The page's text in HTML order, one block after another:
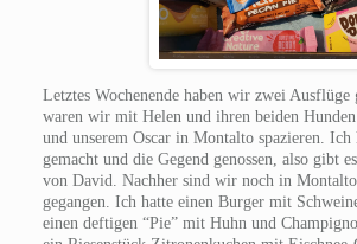
Letztes Wochenende haben wir zwei Ausflüge
waren wir mit Helen und ihren beiden
und unserem Oscar in Montalto spazieren. Ich
gemacht und die Gegend genossen, also gibt
von David. Nachher sind wir noch in
gegangen. Ich hatte einen Burger mit
einen deftigen “Pie” mit Huhn und